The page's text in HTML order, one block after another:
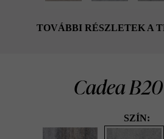
TOVÁBBI RÉSZLETEK A
Cadea
SZÍN: